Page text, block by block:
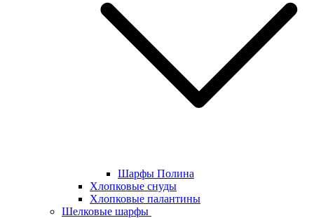
Шарфы Полина
Хлопковые снуды
Хлопковые палантины
Шелковые шарфы